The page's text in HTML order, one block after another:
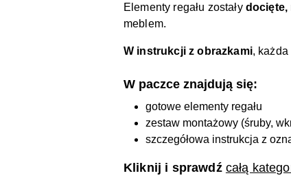
Elementy regału zostały docięte,
meblem.
W instrukcji z obrazkami, każda
W paczce znajdują się:
gotowe elementy regału
zestaw montażowy (śruby,
szczegółowa instrukcja z
Kliknij i sprawdź całą